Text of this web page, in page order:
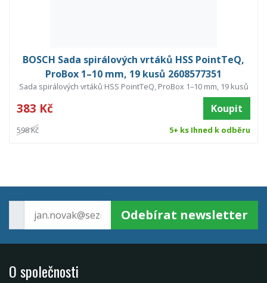
BOSCH Sada spirálových vrtáků HSS PointTeQ,
ProBox 1–10 mm, 19 kusů 2608577351
Sada spirálových vrtáků HSS PointTeQ, ProBox 1–10 mm, 19 kusů
383 Kč Koupit
598 Kč 5+ ks Ihned k odběru
Odebírat newsletter
O společnosti